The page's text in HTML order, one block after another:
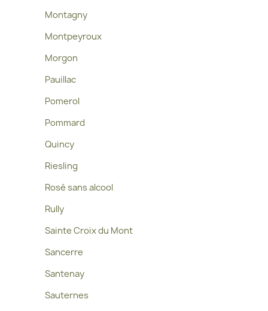
Montagny
Montpeyroux
Morgon
Pauillac
Pomerol
Pommard
Quincy
Riesling
Rosé sans alcool
Rully
Sainte Croix du Mont
Sancerre
Santenay
Sauternes